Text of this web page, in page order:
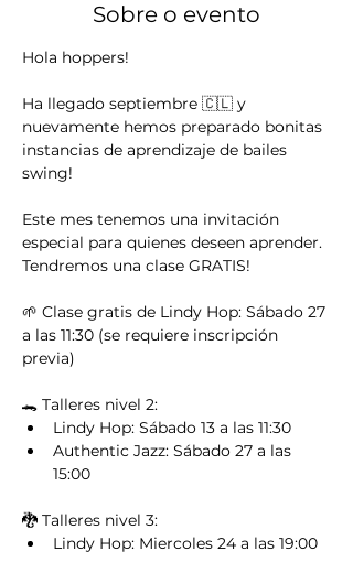
Sobre o evento
Hola hoppers!
Ha llegado septiembre 🇨🇱 y
nuevamente hemos preparado bonitas
instancias de aprendizaje de bailes
swing!
Este mes tenemos una invitación
especial para quienes deseen aprender.
Tendremos una clase GRATIS!
🌱 Clase gratis de Lindy Hop: Sábado 27
a las 11:30 (se requiere inscripción
previa)
🐊 Talleres nivel 2:
Lindy Hop: Sábado 13 a las 11:30
Authentic Jazz: Sábado 27 a las
15:00
🐉 Talleres nivel 3:
Lindy Hop: Miercoles 24 a las 19:00